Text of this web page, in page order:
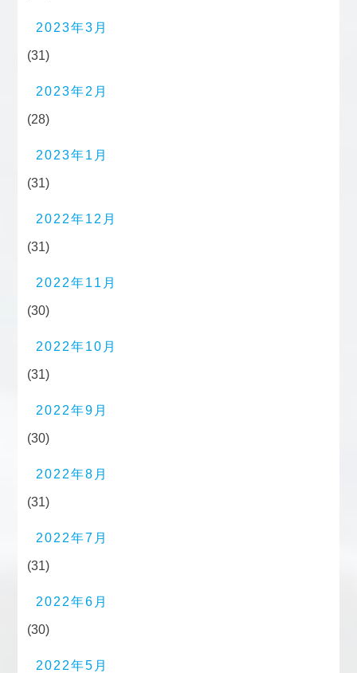
2023年3月
(31)
2023年2月
(28)
2023年1月
(31)
2022年12月
(31)
2022年11月
(30)
2022年10月
(31)
2022年9月
(30)
2022年8月
(31)
2022年7月
(31)
2022年6月
(30)
2022年5月